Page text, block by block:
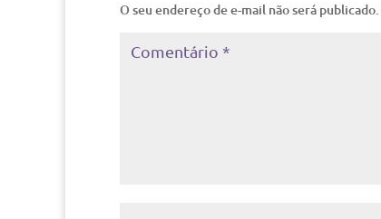
O seu endereço de e-mail não será publicado.